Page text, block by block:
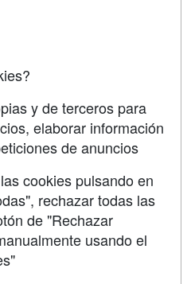
SÍGUENOS EN:
y de terceros para
elaborar información
de anuncios
cookies pulsando en
rechazar todas las
de "Rechazar
usando el